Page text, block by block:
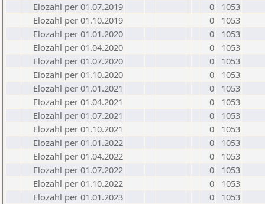
Elozahl per 01.07.2019
0
1053
Elozahl per 01.10.2019
0
1053
Elozahl per 01.01.2020
0
1053
Elozahl per 01.04.2020
0
1053
Elozahl per 01.07.2020
0
1053
Elozahl per 01.10.2020
0
1053
Elozahl per 01.01.2021
0
1053
Elozahl per 01.04.2021
0
1053
Elozahl per 01.07.2021
0
1053
Elozahl per 01.10.2021
0
1053
Elozahl per 01.01.2022
0
1053
Elozahl per 01.04.2022
0
1053
Elozahl per 01.07.2022
0
1053
Elozahl per 01.10.2022
0
1053
Elozahl per 01.01.2023
0
1053